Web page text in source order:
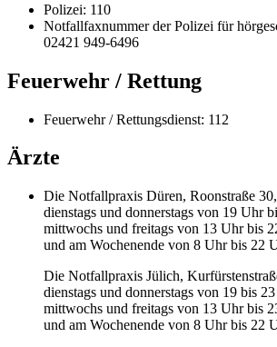
Polizei: 110
Notfallfaxnummer der Polizei für
02421 949-6496
Feuerwehr / Rettung
Feuerwehr / Rettungsdienst: 112
Ärzte
Die Notfallpraxis Düren, Roonstraße
dienstags und donnerstags von 19 Uhr
mittwochs und freitags von 13 Uhr bis
und am Wochenende von 8 Uhr bis 22
Die Notfallpraxis Jülich,
dienstags und donnerstags von 19 bis
mittwochs und freitags von 13 Uhr bis
und am Wochenende von 8 Uhr bis 22